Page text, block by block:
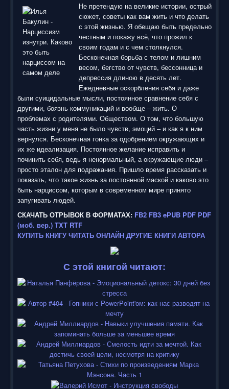
Не претендую на великие истории, острый
сюжет, советы как вам жить и что делать
с этой жизнью. Я обещаю быть предельно
честным и покажу всё, что прожил к
своим годам и с чем столкнулся.
Бесконечная борьба с телом и лишним
весом, бегство от чувств, бессонница и
депрессия длиною в десять лет.
Ежедневные оскорбления себя и даже
были суицидальные мысли, постоянное сравнение себя с
другими, боязнь коммуникаций и вообще – жить. О
проблемах с родителями. Обществом. О том, что большую
часть жизни у меня не было чувств, эмоций – и как я к ним
вернулся. Бесконечная гонка за одобрением окружающих и
их же идеализация. Постоянное желание исправить и
починить себя, ведь я ненормальный, а окружающие люди –
просто эталон для подражания. Пришло время рассказать и
показать, что такое жизнь за постоянной маской и каково это
быть нарциссом, которым в современном мире принято
запугивать людей.
СКАЧАТЬ ОТРЫВОК В ФОРМАТАХ: FB2 FB3 ePUB PDF PDF
(моб. вер.) TXT RTF
КУПИТЬ КНИГУ ЧИТАТЬ ОНЛАЙН ДРУГИЕ КНИГИ АВТОРА
С этой книгой читают: